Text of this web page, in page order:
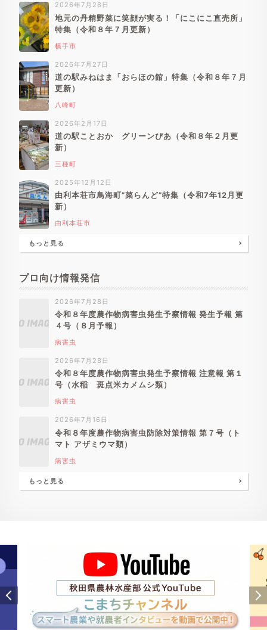
2026年7月28日
地元の丹精野菜に笑顔が実る！「にこにこ直売所」
特集（令和８年７月更新）
横手市
2026年7月27日
道の駅みねはま「おらほの館」特集（令和８年７月
更新）
八峰町
2026年2月17日
道の駅ことおか グリーンぴあ（令和８年２月更
新）
三種町
2025年12月12日
由利本荘市鳥海町”菜らんど”特集（令和7年12月更
新）
由利本荘市
もっと見る
プロ向け情報発信
2026年7月28日
令和８年度農作物病害虫発生予察情報 発生予報 第
４号（８月予報）
病害虫
2026年7月28日
令和８年度農作物病害虫発生予察情報 注意報 第１
号（水稲 斑点米カメムシ類）
病害虫
2026年7月16日
令和８年度農作物病害虫防除対策情報 第７号（ト
マト アザミウマ類）
病害虫
もっと見る